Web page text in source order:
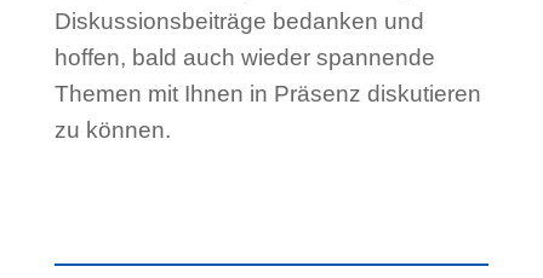
Diskussionsbeiträge bedanken und
hoffen, bald auch wieder spannende
Themen mit Ihnen in Präsenz diskutieren
zu können.